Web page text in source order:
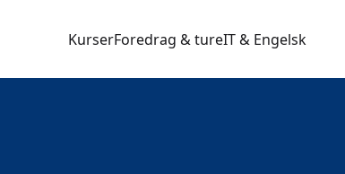
KurserForedrag & tureIT & Engelsk